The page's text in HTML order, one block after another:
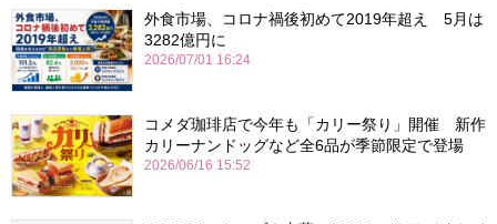
外食市場、コロナ禍後初めて2019年超え 5月は
3282億円に
2026/07/01 16:24
コメダ珈琲店で今年も「カリー祭り」開催 新作
カリーナンドッグなど全6品が季節限定で登場
2026/06/16 15:52